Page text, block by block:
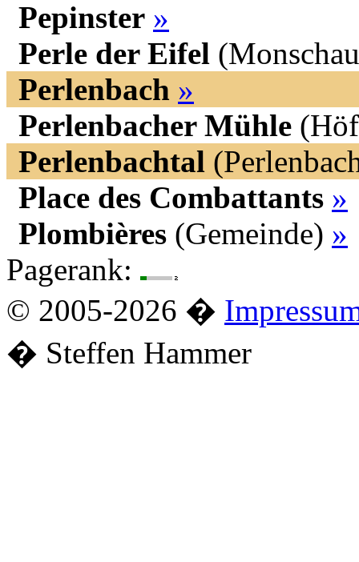
Pepinster »
Perle der Eifel
Perlenbach »
Perlenbacher Mühle
Perlenbachtal
Place des Combattants »
Plombières (Gemeinde) »
Pagerank:
© 2005-2026 �
� Steffen Hammer